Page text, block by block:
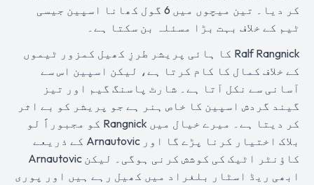
کر دیا۔ تین میچوں میں 6 گول کھانا اسپین جیسی
ٹیم کے خلاف بہت بڑا مسئلہ بن سکتا ہے۔
Ralf Rangnick کا ہائی پریشر طرزِ کھیل کمزور ٹیموں
کے خلاف کمال کا کام کرتا ہے، لیکن اسپین اس سے
آسانی سے نکل آتا ہے۔ شارٹ پاسنگ گیم اور تیز
گیند گردش اسپین کا خاص ہنر ہے جو پریشر کو بے اثر
کر دیتا ہے۔ میرے خیال میں Rangnick کو مجبوراً لو
بلاک اختیار کرنا پڑے گا اور Arnautovic کے ذریعے
کاؤنٹر اٹیک کی کوشش کرنی ہوگی۔ لیکن Arnautovic
ابھی ریڈ اسٹار بلغراد میں کھیل رہے ہیں اور پوری